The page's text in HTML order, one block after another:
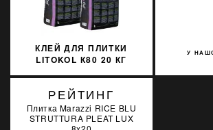
КЛЕЙ ДЛЯ ПЛИТКИ
LITOKOL К80 20 КГ
У
РЕЙТИНГ
Плитка Marazzi RICE BLU
STRUTTURA PLEAT LUX